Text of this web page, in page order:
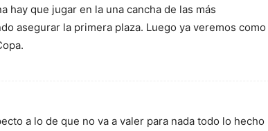
hay que jugar en la una cancha de las más
asegurar la primera plaza. Luego ya veremos como
a lo de que no va a valer para nada todo lo hecho